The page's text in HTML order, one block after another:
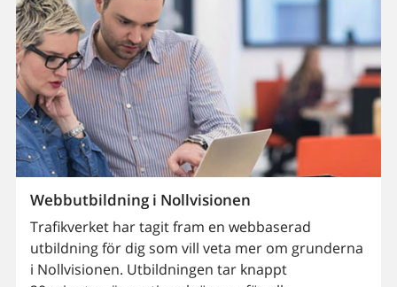
Webbutbildning i Nollvisionen
Trafikverket har tagit fram en webbaserad
utbildning för dig som vill veta mer om grunderna
i Nollvisionen. Utbildningen tar knappt